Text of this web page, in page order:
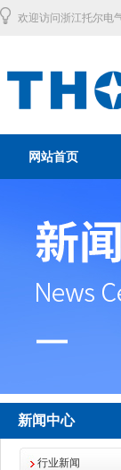
欢迎访问浙江托尔电
网站首页
新闻中心
行业新闻